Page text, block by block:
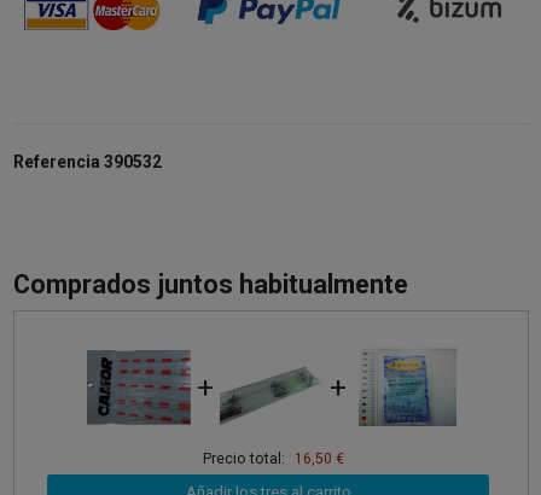
Referencia 390532
Comprados juntos habitualmente
+ +
Precio total: 16,50 €